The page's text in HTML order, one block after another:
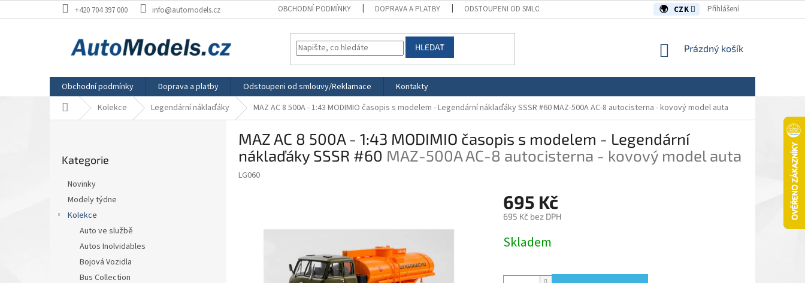
na
+420 704 397 000 info@automodels.cz OBCHODNÍ PODMÍNKY DOPRAVA A PLATBY ODSTOUPENI OD SMLOUVY/REKLAMACE CZK Přihlášení
HLEDAT
NÁKUPNÍ
Prázdný košík
Obchodní podmínky Doprava a platby Odstoupeni od smlouvy/Reklamace
Kontakty
Domů Kolekce Legendární náklaďáky MAZ AC 8 500A - 1:43 MODIMIO časopis s modelem - Legendární náklaďáky SSSR #60MAZ-500A AC-8 autocisterna - kovový model auta
kategorie
Kategorie
Novinky
Modely týdne
Kolekce
Auto ve službě
Autos Inolvidables
Bojová Vozidla
Bus Collection
MAZ AC 8 500A - 1:43 MODIMIO časopis s modelem - Legendární
náklaďáky SSSR #60 MAZ-500A AC-8 autocisterna - kovový model auta
LG060
695 Kč
695 Kč bez DPH
cena:
Skladem